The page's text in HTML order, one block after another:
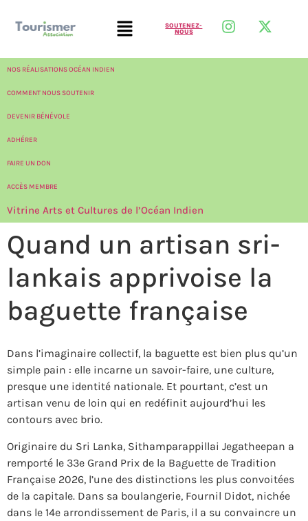
SOUTENEZ-
NOUS
NOS RÉALISATIONS OCÉAN INDIEN
COMMENT NOUS SOUTENIR
DEVENIR BÉNÉVOLE
ADHÉRER
FAIRE UN DON
ACCÈS MEMBRE
Vitrine Arts et Cultures de l’Océan Indien
Quand un artisan sri-
lankais apprivoise la
baguette française
Dans l’imaginaire collectif, la baguette est bien plus qu’un
simple pain : elle incarne un savoir-faire, une culture,
presque une identité nationale. Et pourtant, c’est un
artisan venu de loin qui en redéfinit aujourd’hui les
contours avec brio.
Originaire du Sri Lanka, Sithamparappillai Jegatheepan a
remporté le 33e Grand Prix de la Baguette de Tradition
Française 2026, l’une des distinctions les plus convoitées
de la capitale. Dans sa boulangerie, Fournil Didot, nichée
dans le 14e arrondissement de Paris, il a su convaincre un